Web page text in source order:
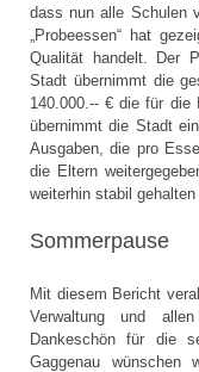
dass nun alle Schulen
„Probeessen“ hat
Qualität handelt. Der
Stadt übernimmt die
140.000.-- € die für die
übernimmt die Stadt
Ausgaben, die pro
die Eltern
weiterhin stabil gehalten
Sommerpause
Mit diesem Bericht
Verwaltung und
Dankeschön für die
Gaggenau